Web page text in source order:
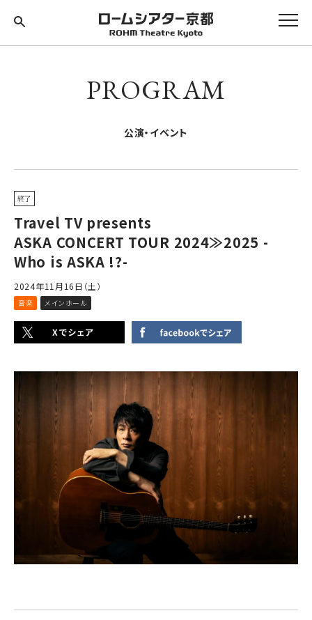
PROGRAM
公演・イベント
終了
Travel TV presents
ASKA CONCERT TOUR 2024≫2025 -
Who is ASKA !?-
2024年11月16日（土）
音楽 メインホール